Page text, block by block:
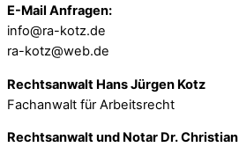
E-Mail Anfragen:
info@ra-kotz.de
ra-kotz@web.de
Rechtsanwalt Hans Jürgen Kotz
Fachanwalt für Arbeitsrecht
Rechtsanwalt und Notar Dr.